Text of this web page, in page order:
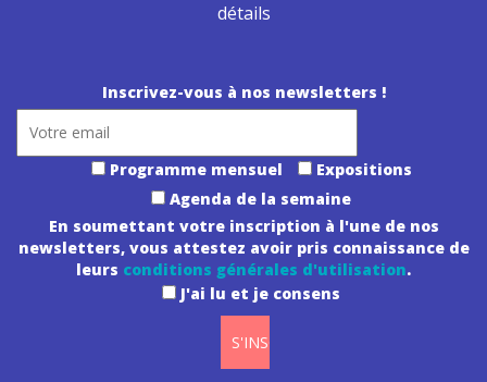
détails
Inscrivez-vous à nos newsletters !
Programme mensuel
Expositions
Agenda de la semaine
En soumettant votre inscription à l'une de nos
newsletters, vous attestez avoir pris connaissance de
leurs conditions générales d'utilisation.
J'ai lu et je consens